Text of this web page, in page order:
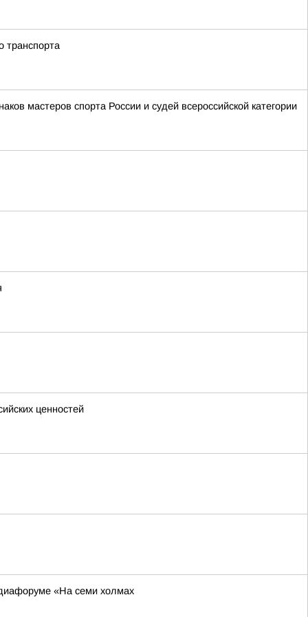
транспорта
мастеров спорта России и судей всероссийской категории
ценностей
«На семи холмах